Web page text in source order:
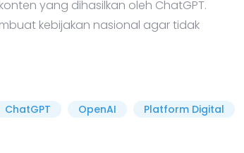
yang dihasilkan oleh ChatGPT.
kebijakan nasional agar tidak
ChatGPT OpenAI Platform Digital